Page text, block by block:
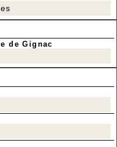
de Gignac